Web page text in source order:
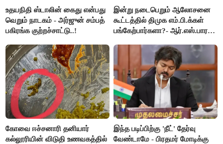
உதயநிதி ஸ்டாலின் கைது என்பது
வெறும் நாடகம் - அர்ஜுன் சம்பத்
பகிரங்க குற்றச்சாட்டு..!
இன்று நடைபெறும் ஆலோசனை
கூட்டத்தில் திமுக எம்.பி.க்கள்
பங்கேற்பார்களா?- ஆர்.எஸ்.பாரதி
கோவை ஈச்சனாரி தனியார்
கல்லூரியின் விடுதி உணவகத்தில்
இந்த படிப்பிற்கு 'நீட்' தேர்வு
வேண்டாமே - பிரதமர் மோடிக்கு